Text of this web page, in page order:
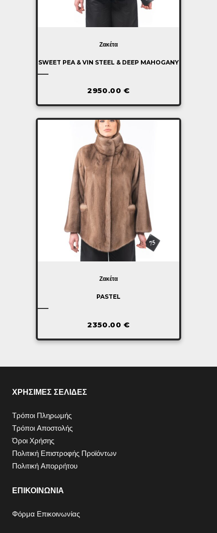
Ζακέτα
SWEET PEA & VIN STEEL & DEEP MAHOGANY
2950.00€
Ζακέτα
PASTEL
2350.00€
ΧΡΗΣΙΜΕΣ ΣΕΛΙΔΕΣ
Τρόποι Πληρωμής
Τρόποι Αποστολής
Όροι Χρήσης
Πολιτική Επιστροφής Προϊόντων
Πολιτική Απορρήτου
ΕΠΙΚΟΙΝΩΝΙΑ
Φόρμα Επικοινωνίας